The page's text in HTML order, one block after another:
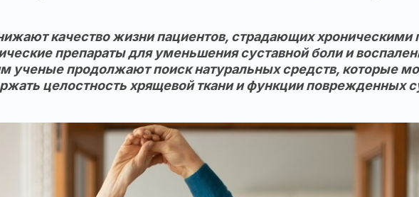
качество жизни пациентов, страдающих хроническими
препараты для уменьшения суставной боли и
ученые продолжают поиск натуральных средств, которые
целостность хрящевой ткани и функции поврежденных